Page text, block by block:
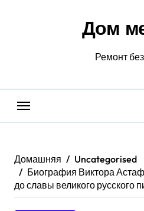
Дом
Ремонт
Домашняя
Uncategorised
Биография Виктора
до славы великого русского